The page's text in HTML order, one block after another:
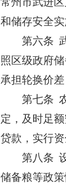
和储存安全实
第六条
照区级政府
承担轮换价
第七条
定，及时足
贷款，实行
第八条
储备粮等政